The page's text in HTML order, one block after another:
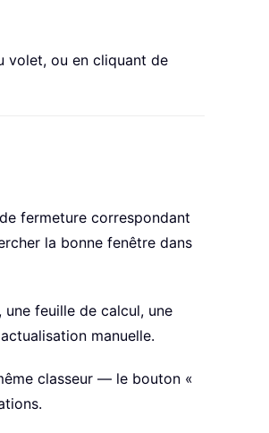
volet, ou en cliquant de
fermeture correspondant
la bonne fenêtre dans
feuille de calcul, une
manuelle.
classeur — le bouton «